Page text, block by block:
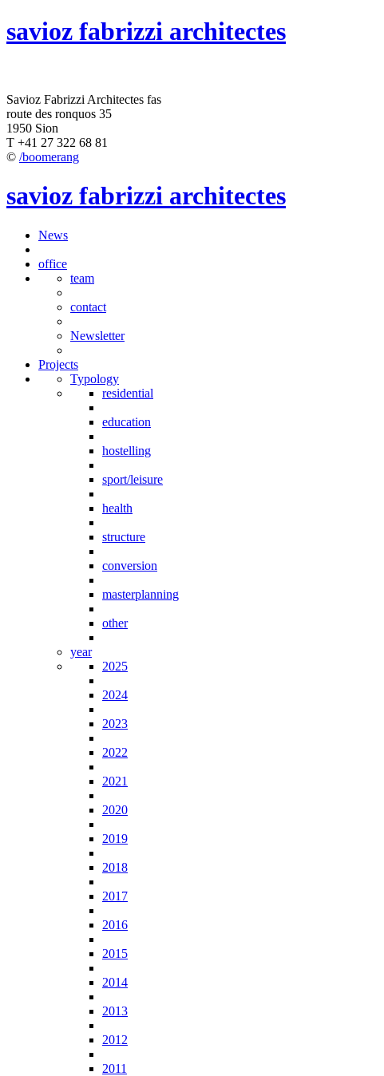
savioz fabrizzi architectes
Savioz Fabrizzi Architectes fas
route des ronquos 35
1950 Sion
T +41 27 322 68 81
© /boomerang
savioz fabrizzi architectes
News
office
team
contact
Newsletter
Projects
Typology
residential
education
hostelling
sport/leisure
health
structure
conversion
masterplanning
other
year
2025
2024
2023
2022
2021
2020
2019
2018
2017
2016
2015
2014
2013
2012
2011